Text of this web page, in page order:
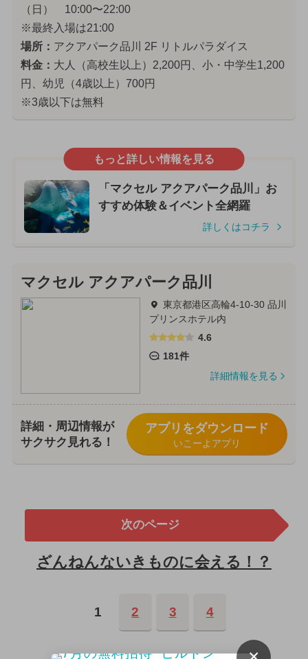
（日） 10:00〜22:00
※最終入場は21:00
場所： アクアパーク品川 2F リトルパラダイス
料金： 大人（高校生以上）2,200円、小・中学生1,200
円、幼児（4歳以上）700円
※3歳以下は無料
もっと詳しい情報を見る
「マクセル アクアパーク品川」お
すすめ体験＆イベント全網羅
詳しくはコチラ
マクセル アクアパーク品川
東京都港区高輪4-10-30 品川
プリンスホテル内
4.6
181件
詳細情報を見る
詳細・周辺情報が
サクサク見れる！
アプリをダウンロード
いこーよアプリ
次のページ
ざんねんないきものに会える！？
1 2 3 4